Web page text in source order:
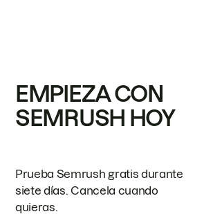
EMPIEZA CON
SEMRUSH HOY
Prueba Semrush gratis durante
siete días. Cancela cuando
quieras.